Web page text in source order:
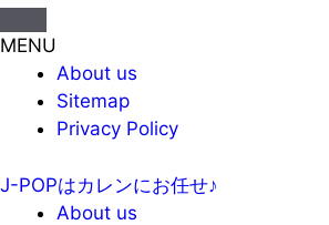
MENU
About us
Sitemap
Privacy Policy
J-POPはカレンにお任せ♪
About us